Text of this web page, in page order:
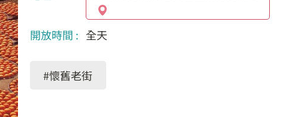
開放時間 : 全天
#懷舊老街